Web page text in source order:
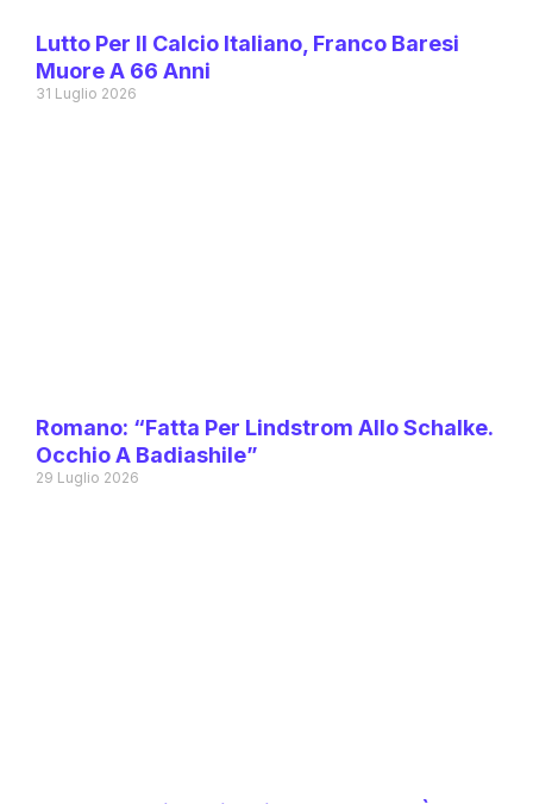
Lutto Per Il Calcio Italiano, Franco Baresi
Muore A 66 Anni
31 Luglio 2026
Romano: “Fatta Per Lindstrom Allo Schalke.
Occhio A Badiashile”
29 Luglio 2026